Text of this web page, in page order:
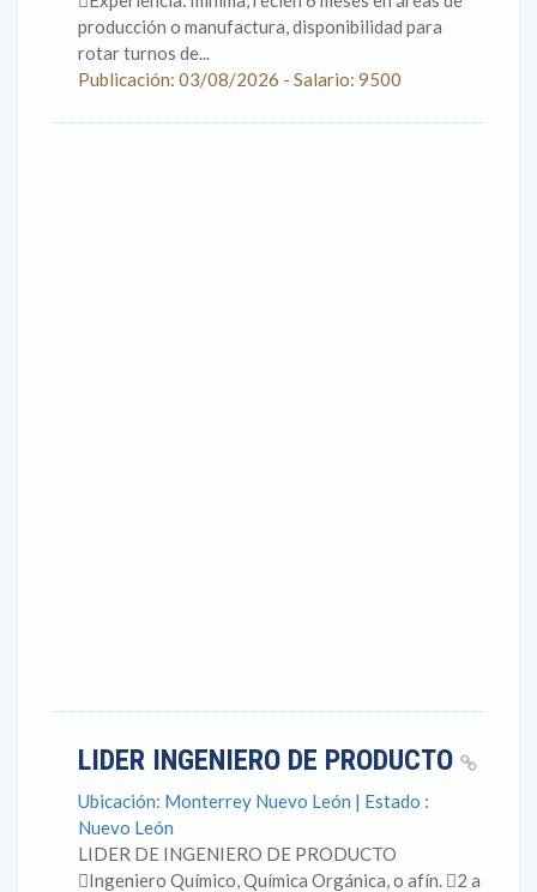
producción o manufactura, disponibilidad para
rotar turnos de...
Publicación: 03/08/2026 - Salario: 9500
LIDER INGENIERO DE PRODUCTO
Ubicación: Monterrey Nuevo León | Estado :
Nuevo León
LIDER DE INGENIERO DE PRODUCTO
Ingeniero Químico, Química Orgánica, o afín. 2 a